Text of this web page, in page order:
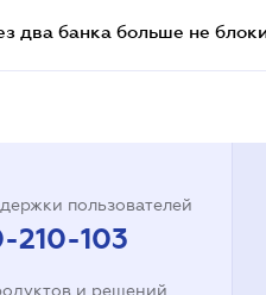
два банка больше не
пользователей
103
и решений